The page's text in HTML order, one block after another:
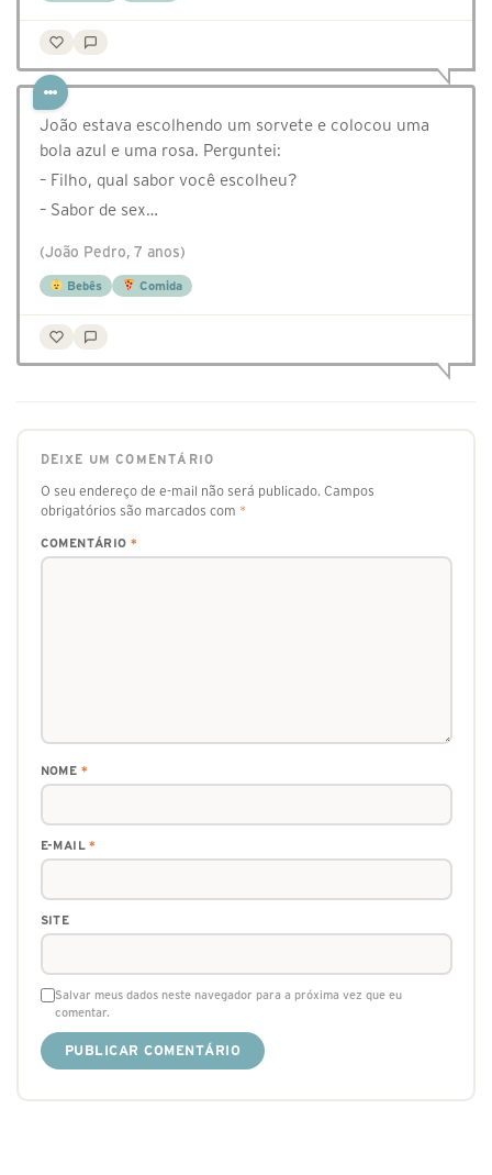
João estava escolhendo um sorvete e colocou uma
bola azul e uma rosa. Perguntei:
– Filho, qual sabor você escolheu?
– Sabor de sex…
(João Pedro, 7 anos)
Bebês Comida
DEIXE UM COMENTÁRIO
O seu endereço de e-mail não será publicado. Campos
obrigatórios são marcados com *
COMENTÁRIO *
NOME *
E-MAIL*
SITE
Salvar meus dados neste navegador para a próxima vez que eu
comentar.